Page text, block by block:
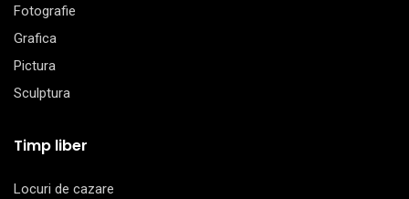
Fotografie
Grafica
Pictura
Sculptura
Timp liber
Locuri de cazare